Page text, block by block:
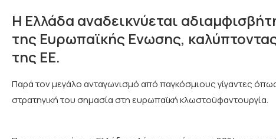
Η Ελλάδα αναδεικνύεται
της Ευρωπαϊκής Eνωσης,
της ΕΕ.
Παρά τον μεγάλο ανταγωνισμό από παγκόσμιους γίγαντες όπως
στρατηγική του σημασία στη ευρωπαϊκή κλωστοϋφαντουργία.